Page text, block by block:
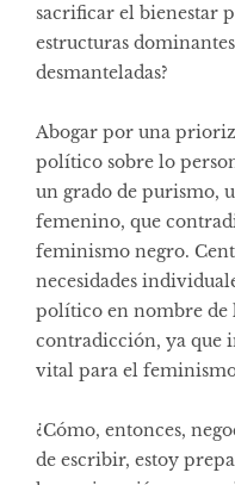
sacrificar el bienestar
estructuras
desmanteladas?
Abogar por una
político sobre lo
un grado de purismo,
femenino, que
feminismo negro.
necesidades
político en nombre de
contradicción, ya que
vital para el
¿Cómo, entonces,
de escribir, estoy